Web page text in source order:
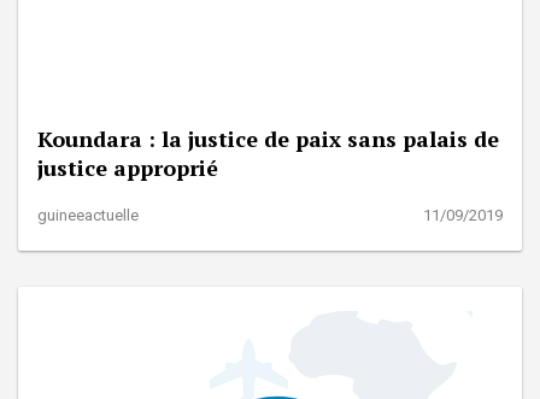
Koundara : la justice de paix sans palais de
justice approprié
guineeactuelle 11/09/2019